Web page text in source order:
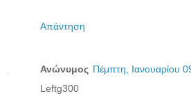
Απάντηση
Ανώνυμος Πέμπτη, Ιανουαρίου
Leftg300